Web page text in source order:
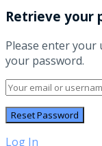
Retrieve your
Please enter your
your password.
Log In